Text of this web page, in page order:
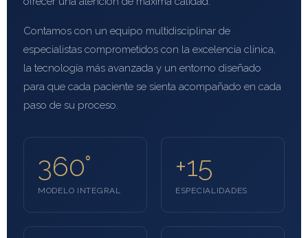
Contamos con un equipo multidisciplinar de
especialistas comprometidos con la excelencia clínica,
la tecnología más avanzada y un entorno diseñado
para que cada paciente se sienta acompañado en cada
paso de su proceso.
360°
MODELO INTEGRAL
+15
ESPECIALIDADES